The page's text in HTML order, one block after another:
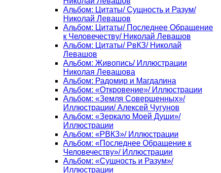
Альбом: Цитаты/ Сущность и Разум/
Николай Левашов
Альбом: Цитаты/ Последнее Обращение
к Человечеству/ Николай Левашов
Альбом: Цитаты/ РвКЗ/ Николай
Левашов
Альбом: Живопись/ Иллюстрации
Николая Левашова
Альбом: Радомир и Магдалина
Альбом: «Откровение»/ Иллюстрации
Альбом: «Земля Совершенных»/
Иллюстрации/ Алексей Чугунов
Альбом: «Зеркало Моей Души»/
Иллюстрации
Альбом: «РВКЗ»/ Иллюстрации
Альбом: «Последнее Обращение к
Человечеству»/ Иллюстрации
Альбом: «Сущность и Разум»/
Иллюстрации